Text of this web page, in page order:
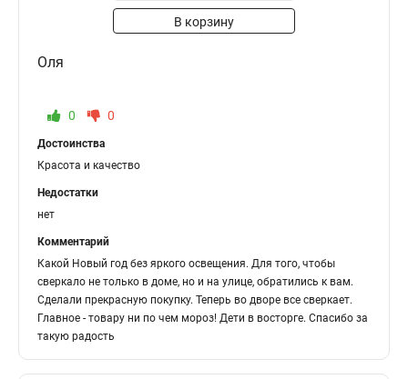
В корзину
Оля
0 0
Достоинства
Красота и качество
Недостатки
нет
Комментарий
Какой Новый год без яркого освещения. Для того, чтобы
сверкало не только в доме, но и на улице, обратились к вам.
Сделали прекрасную покупку. Теперь во дворе все сверкает.
Главное - товару ни по чем мороз! Дети в восторге. Спасибо за
такую радость